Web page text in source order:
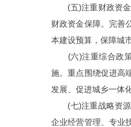
ITALIANO
(五)注重财政资金
财政资金保障。完善
本建设预算，保障城
(六)注重综合政策
施。重点围绕促进高
发展、促进城乡一体
(七)注重战略资源
企业经营管理、专业